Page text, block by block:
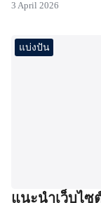
3 April 2026
แบ่งปัน
แนะนำเว็บไ